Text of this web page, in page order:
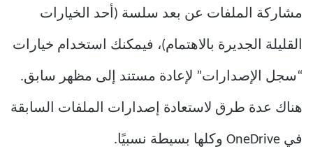
مشاركة الملفات عن بعد سلسة (أحد الخيارات
القليلة الجديرة بالاهتمام)، فيمكنك استخدام خيارات
“سجل الإصدارات” لإعادة مستند إلى مظهر سابق.
هناك عدة طرق لاستعادة إصدارات الملفات السابقة
في OneDrive وكلها بسيطة نسبيًا.